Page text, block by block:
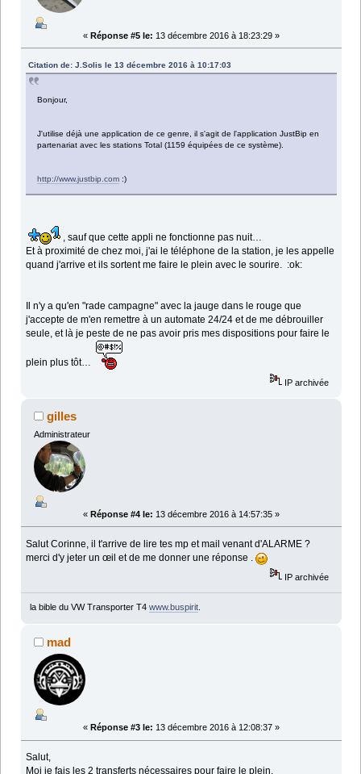
« Réponse #5 le: 13 décembre 2016 à 18:23:29 »
Citation de: J.Solis le 13 décembre 2016 à 10:17:03
Bonjour,
J'utilise déjà une application de ce genre, il s'agit de l'application JustBip en
partenariat avec les stations Total (1159 équipées de ce système).
http://www.justbip.com :)
, sauf que cette appli ne fonctionne pas nuit…
Et à proximité de chez moi, j'ai le téléphone de la station, je les appelle
quand j'arrive et ils sortent me faire le plein avec le sourire. :ok:
Il n'y a qu'en "rade campagne" avec la jauge dans le rouge que
j'accepte de m'en remettre à un automate 24/24 et de me débrouiller
seule, et là je peste de ne pas avoir pris mes dispositions pour faire le
plein plus tôt…
IP archivée
gilles
Administrateur
« Réponse #4 le: 13 décembre 2016 à 14:57:35 »
Salut Corinne, il t'arrive de lire tes mp et mail venant d'ALARME ?
merci d'y jeter un œil et de me donner une réponse .
IP archivée
la bible du VW Transporter T4 www.buspirit.
mad
« Réponse #3 le: 13 décembre 2016 à 12:08:37 »
Salut,
Moi je fais les 2 transferts nécessaires pour faire le plein.